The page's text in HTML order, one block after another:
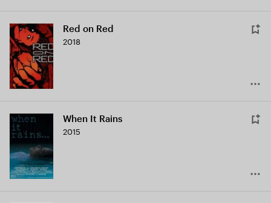
Red on Red
2018
When It Rains
2015